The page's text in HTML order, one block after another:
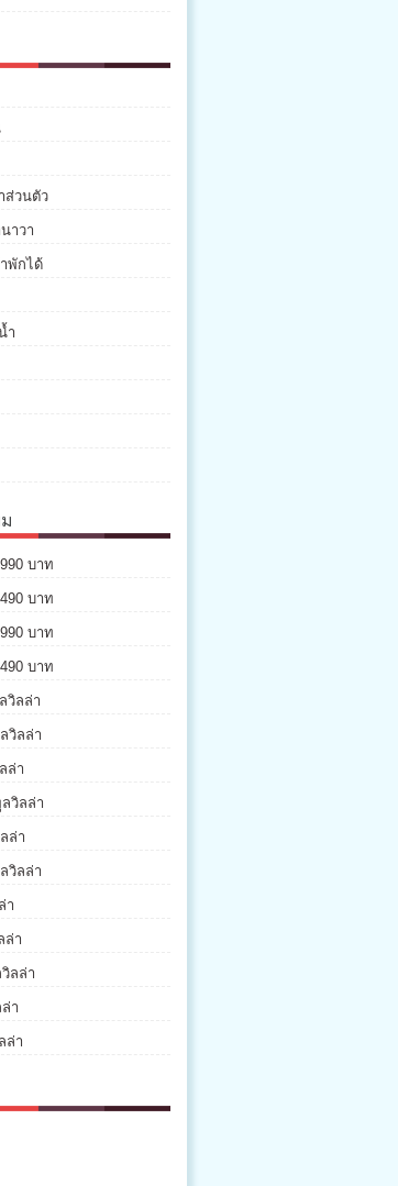
ส่วนตัว
าวา
พักได้
ำ
บาท
บาท
บาท
บาท
วิลล่า
วิลล่า
ล่า
วิลล่า
ล่า
วิลล่า
า
ล่า
ลล่า
า
ล่า